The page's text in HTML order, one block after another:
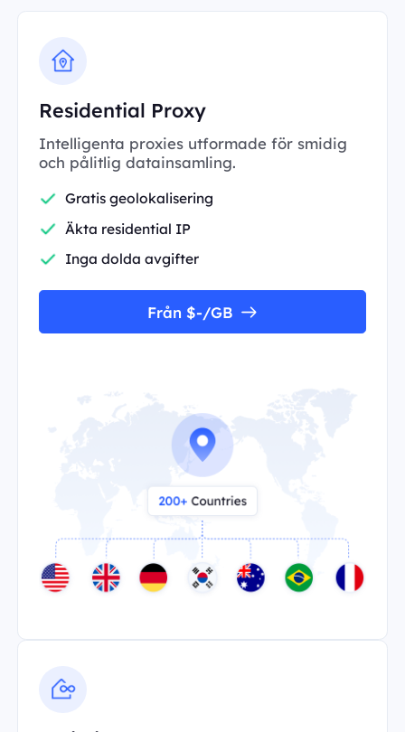
Residential Proxy
Intelligenta proxies utformade för smidig
och pålitlig datainsamling.
Gratis geolokalisering
Äkta residential IP
Inga dolda avgifter
Från $-/GB